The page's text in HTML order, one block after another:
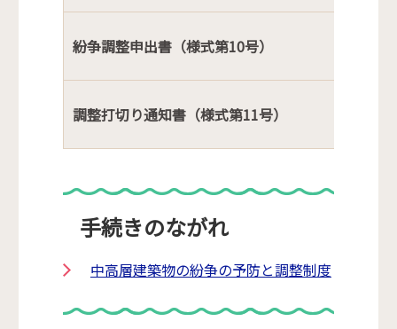
紛争調整申出書（様式第10号）
調整打切り通知書（様式第11号）
手続きのながれ
中高層建築物の紛争の予防と調整制度